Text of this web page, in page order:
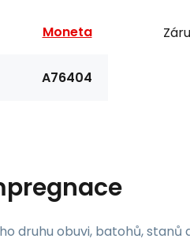
Moneta
A76404
druhu obuvi, batohů,